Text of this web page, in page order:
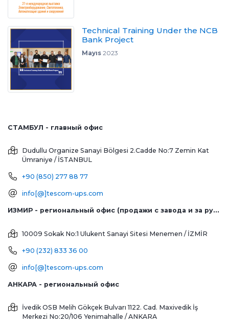
Technical Training Under the NCB
Bank Project
Mayıs2023
СТАМБУЛ - главный офис
Dudullu Organize Sanayi Bölgesi 2.Cadde No:7 Zemin Kat
Ümraniye / İSTANBUL
+90 (850) 277 88 77
info[@]tescom-ups.com
ИЗМИР - региональный офис (продажи с завода и за рубеж)
10009 Sokak No:1 Ulukent Sanayi Sitesi Menemen / İZMİR
+90 (232) 833 36 00
info[@]tescom-ups.com
АНКАРА - региональный офис
İvedik OSB Melih Gökçek Bulvarı 1122. Cad. Maxivedik İş
Merkezi No:20/106 Yenimahalle / ANKARA